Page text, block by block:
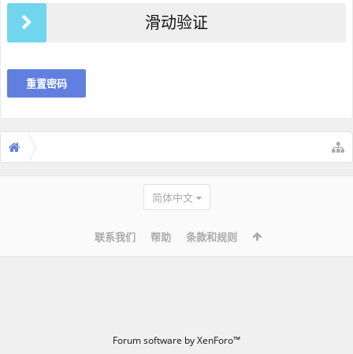
滑动验证
简体中文
联系我们 帮助 条款和规则
Forum software by XenForo™